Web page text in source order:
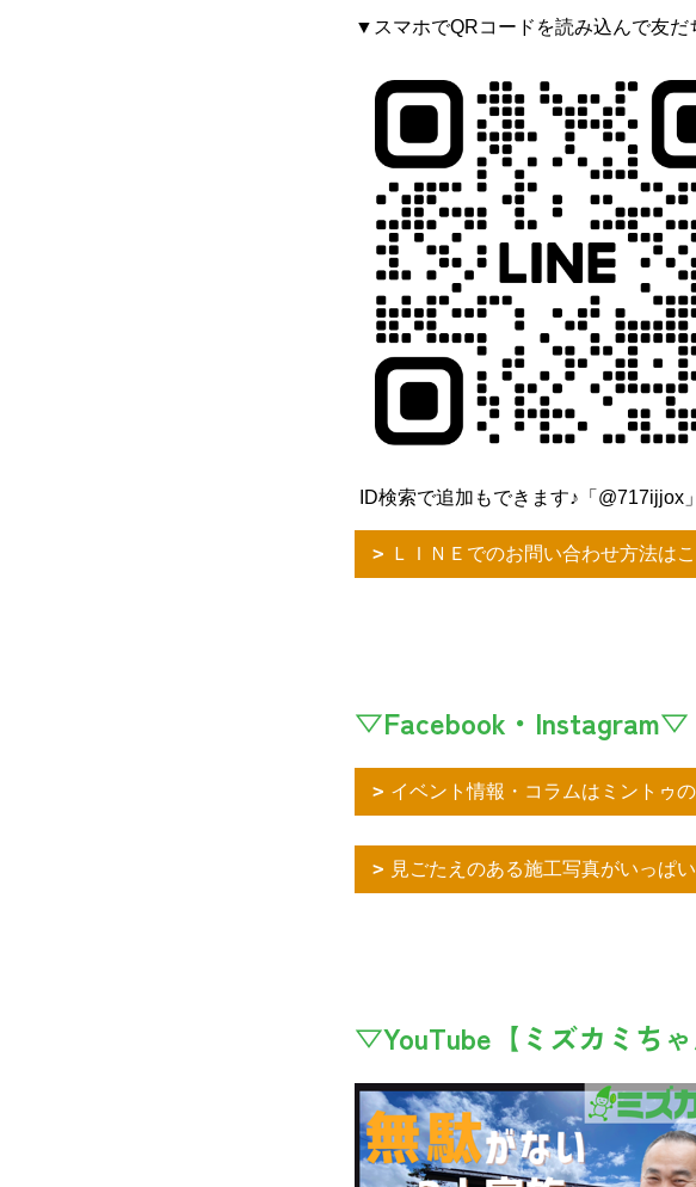
▼スマホでQRコードを読み込んで友
ID検索で追加もできます♪「@717ijjox」
ＬＩＮＥでのお問い合わせ方法は
▽Facebook・Instagram▽
イベント情報・コラムはミントゥ
見ごたえのある施工写真がいっ
▽YouTube【ミズカミち